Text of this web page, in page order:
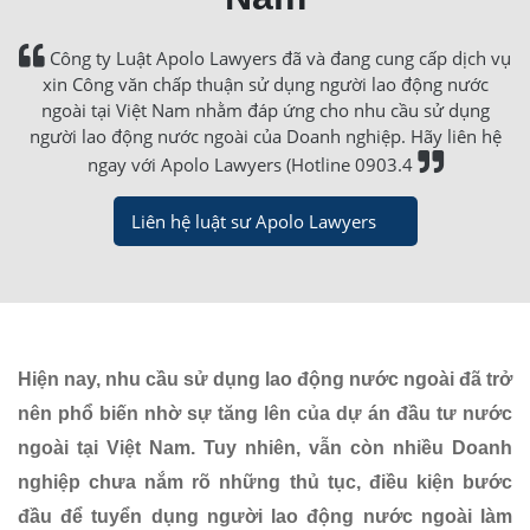
Công ty Luật Apolo Lawyers đã và đang cung cấp dịch vụ
xin Công văn chấp thuận sử dụng người lao động nước
ngoài tại Việt Nam nhằm đáp ứng cho nhu cầu sử dụng
người lao động nước ngoài của Doanh nghiệp. Hãy liên hệ
ngay với Apolo Lawyers (Hotline 0903.4
Liên hệ luật sư Apolo Lawyers
Hiện nay, nhu cầu sử dụng lao động nước ngoài đã trở
nên phổ biến nhờ sự tăng lên của dự án đầu tư nước
ngoài tại Việt Nam. Tuy nhiên, vẫn còn nhiều Doanh
nghiệp chưa nắm rõ những thủ tục, điều kiện bước
đầu để tuyển dụng người lao động nước ngoài làm